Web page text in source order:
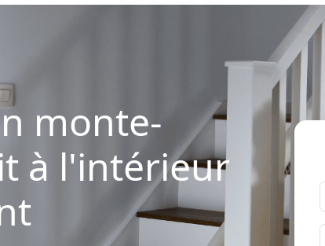
monte-
à l'intérieur